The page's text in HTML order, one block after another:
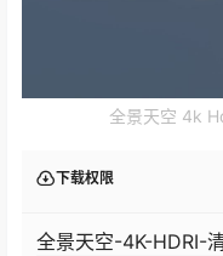
全景天空 4k
下载权限
全景天空-4K-HDRI-